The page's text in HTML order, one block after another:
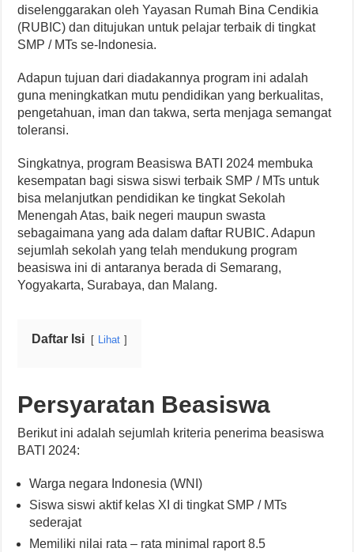
diselenggarakan oleh Yayasan Rumah Bina Cendikia
(RUBIC) dan ditujukan untuk pelajar terbaik di tingkat
SMP / MTs se-Indonesia.
Adapun tujuan dari diadakannya program ini adalah
guna meningkatkan mutu pendidikan yang berkualitas,
pengetahuan, iman dan takwa, serta menjaga semangat
toleransi.
Singkatnya, program Beasiswa BATI 2024 membuka
kesempatan bagi siswa siswi terbaik SMP / MTs untuk
bisa melanjutkan pendidikan ke tingkat Sekolah
Menengah Atas, baik negeri maupun swasta
sebagaimana yang ada dalam daftar RUBIC. Adapun
sejumlah sekolah yang telah mendukung program
beasiswa ini di antaranya berada di Semarang,
Yogyakarta, Surabaya, dan Malang.
Daftar Isi Lihat
Persyaratan Beasiswa
Berikut ini adalah sejumlah kriteria penerima beasiswa
BATI 2024:
Warga negara Indonesia (WNI)
Siswa siswi aktif kelas XI di tingkat SMP / MTs
sederajat
Memiliki nilai rata – rata minimal raport 8.5